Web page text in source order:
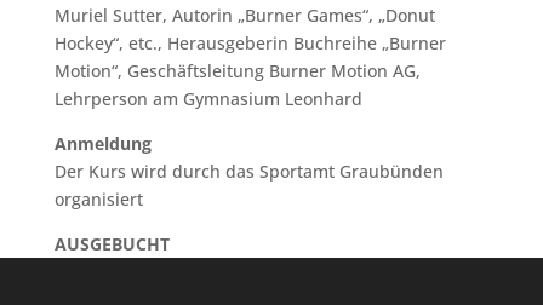
Muriel Sutter, Autorin „Burner Games“, „Donut
Hockey“, etc., Herausgeberin Buchreihe „Burner
Motion“, Geschäftsleitung Burner Motion AG,
Lehrperson am Gymnasium Leonhard
Anmeldung
Der Kurs wird durch das Sportamt Graubünden
organisiert
AUSGEBUCHT